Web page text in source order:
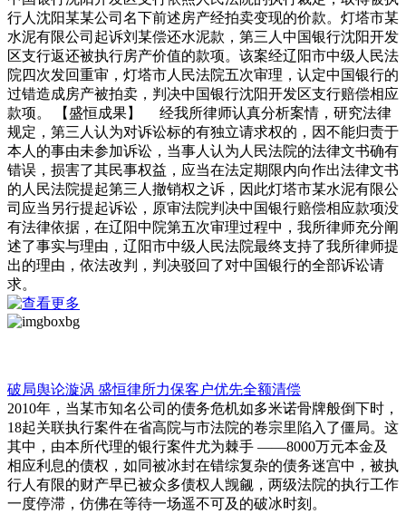
行人沈阳某某公司名下前述房产经拍卖变现的价款。灯塔市某
水泥有限公司起诉刘某偿还水泥款，第三人中国银行沈阳开发
区支行返还被执行房产价值的款项。该案经辽阳市中级人民法
院四次发回重审，灯塔市人民法院五次审理，认定中国银行的
过错造成房产被拍卖，判决中国银行沈阳开发区支行赔偿相应
款项。 【盛恒成果】 经我所律师认真分析案情，研究法律
规定，第三人认为对诉讼标的有独立请求权的，因不能归责于
本人的事由未参加诉讼，当事人认为人民法院的法律文书确有
错误，损害了其民事权益，应当在法定期限内向作出法律文书
的人民法院提起第三人撤销权之诉，因此灯塔市某水泥有限公
司应当另行提起诉讼，原审法院判决中国银行赔偿相应款项没
有法律依据，在辽阳中院第五次审理过程中，我所律师充分阐
述了事实与理由，辽阳市中级人民法院最终支持了我所律师提
出的理由，依法改判，判决驳回了对中国银行的全部诉讼请
求。
破局舆论漩涡 盛恒律所力保客户优先全额清偿
2010年，当某市知名公司的债务危机如多米诺骨牌般倒下时，
18起关联执行案件在省高院与市法院的卷宗里陷入了僵局。这
其中，由本所代理的银行案件尤为棘手 ——8000万元本金及
相应利息的债权，如同被冰封在错综复杂的债务迷宫中，被执
行人有限的财产早已被众多债权人觊觎，两级法院的执行工作
一度停滞，仿佛在等待一场遥不可及的破冰时刻。